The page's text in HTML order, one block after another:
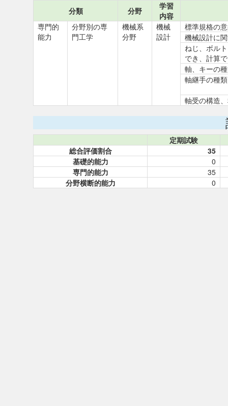
分類 分野
学習
内容
専門的
能力
分野別の専
門工学
機械系
分野
機械
設計
標準規格の
機械設計に
ねじ、ボル
でき、計算
軸、キーの
軸継手の種
軸受の構造
定期試験
総合評価割合
35
基礎的能力
0
専門的能力
35
分野横断的能力
0